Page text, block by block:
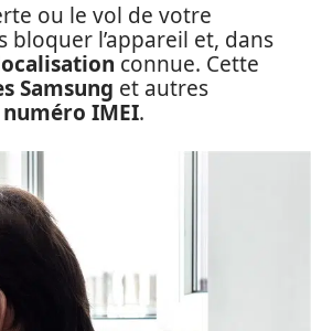
ou le vol de votre
l’appareil et, dans
connue. Cette
Samsung et autres
numéro IMEI.